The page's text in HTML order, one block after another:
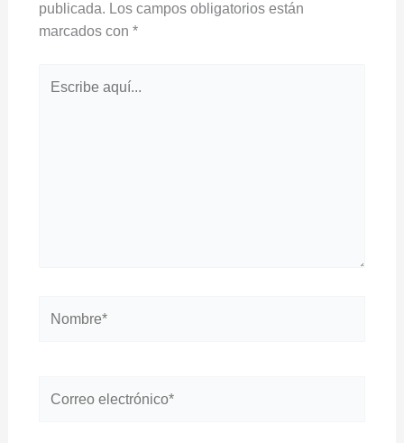
publicada. Los campos obligatorios están
marcados con *
aquí...
electrónico*